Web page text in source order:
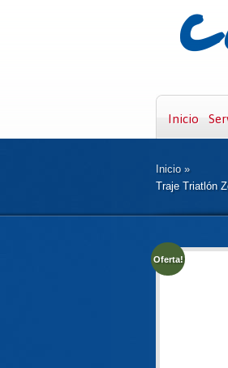
Inicio
Inicio »
Traje Triatlón
Oferta!